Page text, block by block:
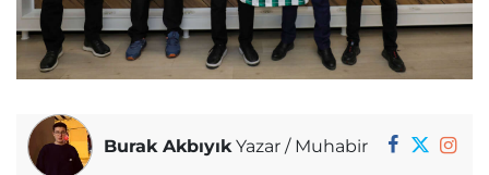
Burak AkbıyıkYazar / Muhabir